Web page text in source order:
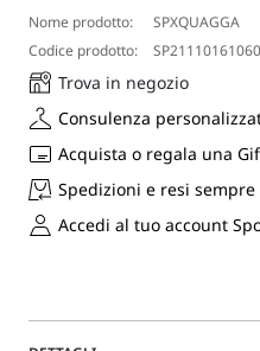
Nome prodotto:
SPXQUAGGA
Codice prodotto:
Trova in negozio
Consulenza
Acquista o regala una
Spedizioni e resi
Accedi al tuo account